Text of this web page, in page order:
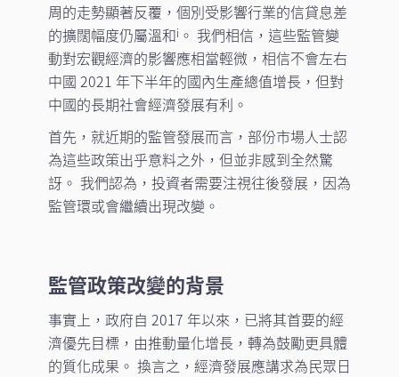
周的走勢顯著反覆，個別受影響行業的信貸息差
的擴闊幅度仍屬溫和i 。 我們相信，這些監管變
動對宏觀經濟的影響應相當輕微，相信不會左右
中國 2021 年下半年的國內生產總值增長，但對
中國的長期社會經濟發展有利。
首先，就近期的監管發展而言，部份市場人士認
為這些政策出乎意料之外，但並非感到全然驚
訝。 我們認為，投資者需要注視往後發展，因為
監管環或會繼續出現改變。
監管政策改變的背景
事實上，政府自 2017 年以來，已將其首要的經
濟優先目標，由推動量化增長，轉為鼓勵更具體
的質化成果。 換言之，經濟發展應講求為民眾日